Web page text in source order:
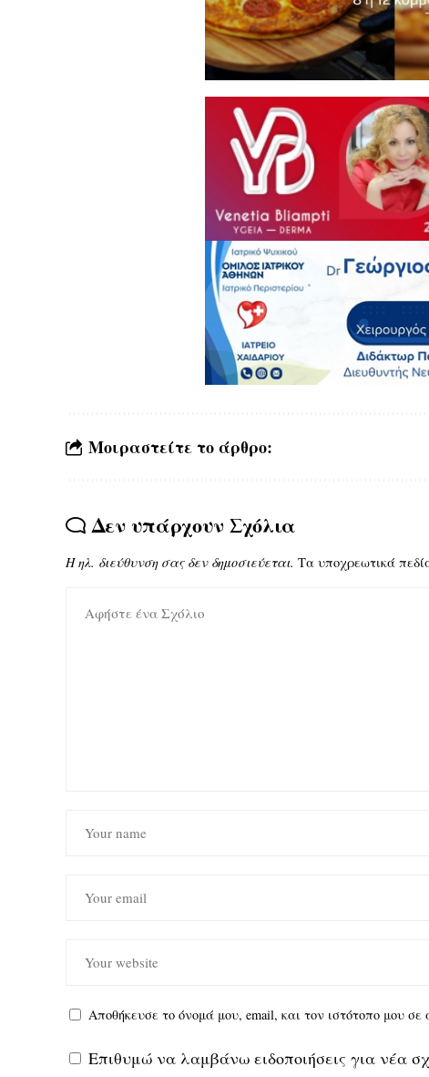
Μοιραστείτε το άρθρο:
Δεν υπάρχουν Σχόλια
Η ηλ. διεύθυνση σας δεν δημοσιεύεται. Τα υποχρεωτικά
Αποθήκευσε το όνομά μου, email, και τον ιστότοπο μου
Επιθυμώ να λαμβάνω ειδοποιήσεις για νέα